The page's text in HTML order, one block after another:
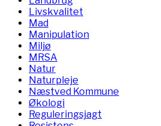
Livskvalitet
Mad
Manipulation
Miljø
MRSA
Natur
Naturpleje
Næstved Kommune
Økologi
Reguleringsjagt